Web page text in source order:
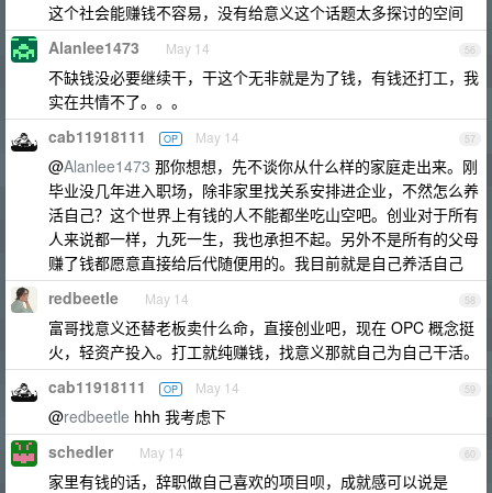
这个社会能赚钱不容易，没有给意义这个话题太多探讨的空间
56
Alanlee1473 May 14
不缺钱没必要继续干，干这个无非就是为了钱，有钱还打工，我
实在共情不了。。。
57
cab11918111 OP May 14
@Alanlee1473 那你想想，先不谈你从什么样的家庭走出来。刚
毕业没几年进入职场，除非家里找关系安排进企业，不然怎么养
活自己？这个世界上有钱的人不能都坐吃山空吧。创业对于所有
人来说都一样，九死一生，我也承担不起。另外不是所有的父母
赚了钱都愿意直接给后代随便用的。我目前就是自己养活自己
58
redbeetle May 14
富哥找意义还替老板卖什么命，直接创业吧，现在 OPC 概念挺
火，轻资产投入。打工就纯赚钱，找意义那就自己为自己干活。
59
cab11918111 OP May 14
@redbeetle hhh 我考虑下
60
schedler May 14
家里有钱的话，辞职做自己喜欢的项目呗，成就感可以说是